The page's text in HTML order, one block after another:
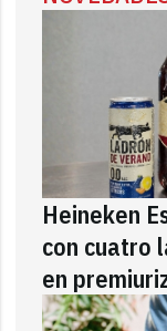
Heineken
con cuatro
en